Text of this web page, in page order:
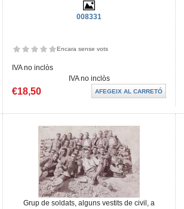
008331
Encara sense vots
IVA no inclòs
IVA no inclòs
€18,50
Grup de soldats, alguns vestits de civil, a